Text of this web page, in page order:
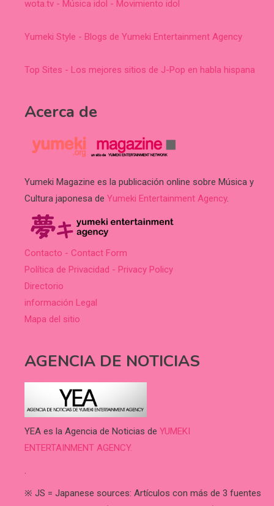
wota.tv - Música idol - Movimiento idol
Yumeki Style - Blogs de Yumeki Entertainment Agency
Top Sites - Los mejores sitios de J-Pop en habla hispana
Acerca de
Yumeki Magazine es la publicación online sobre Música y
Cultura japonesa de Yumeki Entertainment Agency.
Contacto - Contact Form
Política de Privacidad - Privacy Policy
Directorio
información Legal
Mapa del sitio
AGENCIA DE NOTICIAS
YEA es la Agencia de Noticias de YUMEKI
ENTERTAINMENT AGENCY.
.
※ JS = Japanese sources: Artículos con más de 3 fuentes